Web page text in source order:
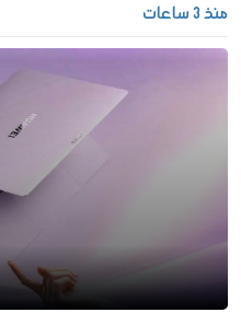
منذ 3 ساعات